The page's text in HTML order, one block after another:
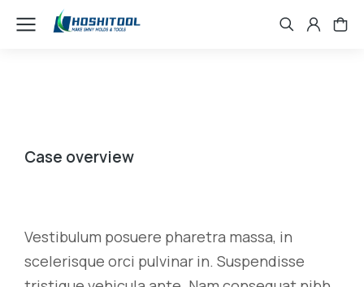
Case overview
Vestibulum posuere pharetra massa, in
scelerisque orci pulvinar in. Suspendisse